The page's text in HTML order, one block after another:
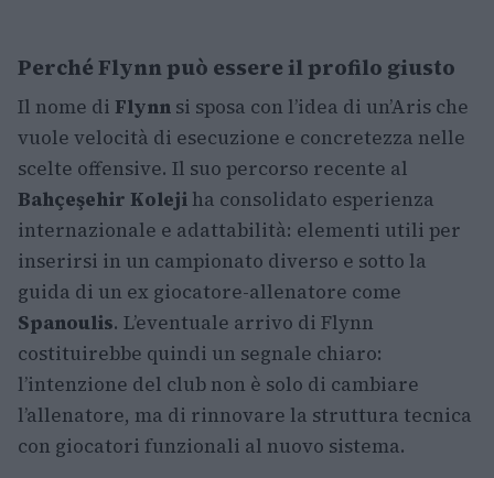
Perché Flynn può essere il profilo giusto
Il nome di Flynn si sposa con l’idea di un’Aris che
vuole velocità di esecuzione e concretezza nelle
scelte offensive. Il suo percorso recente al
Bahçeşehir Koleji ha consolidato esperienza
internazionale e adattabilità: elementi utili per
inserirsi in un campionato diverso e sotto la
guida di un ex giocatore-allenatore come
Spanoulis. L’eventuale arrivo di Flynn
costituirebbe quindi un segnale chiaro:
l’intenzione del club non è solo di cambiare
l’allenatore, ma di rinnovare la struttura tecnica
con giocatori funzionali al nuovo sistema.